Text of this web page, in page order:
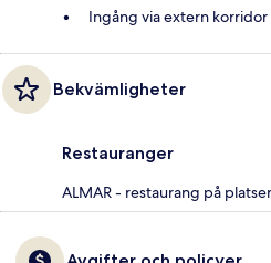
Ingång via extern korridor
Bekvämligheter
Restauranger
ALMAR - restaurang på